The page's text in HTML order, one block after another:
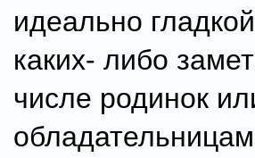
идеально
каких- либо
числе родинок